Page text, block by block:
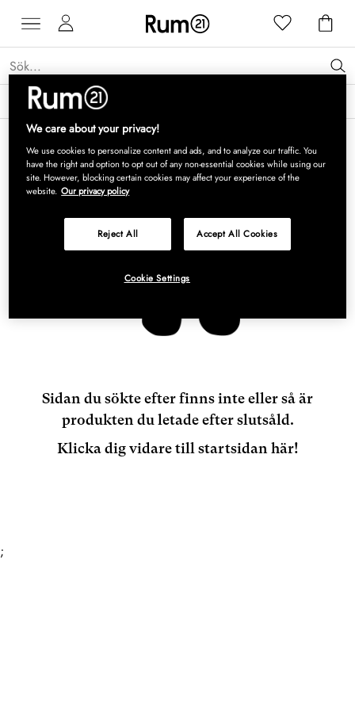
Få 15 % rabatt på Grythyttan Stålmöbler* →
Sidan du sökte efter finns inte eller så är
produkten du letade efter slutsåld.
Klicka dig vidare till startsidan här!
;
We care about your privacy!
We use cookies to personalize content and ads, and to analyze our traffic. You
have the right and option to opt out of any non-essential cookies while using our
site. However, blocking certain cookies may affect your experience of the
website. Our privacy policy
Reject All Accept All Cookies
Cookie Settings